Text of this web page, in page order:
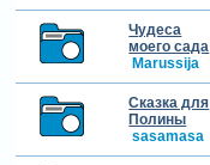
Чудеса
моего сада
Marussija
Сказка для
Полины
sasamasa